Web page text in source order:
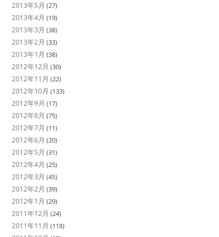
2013年5月 (27)
2013年4月 (19)
2013年3月 (38)
2013年2月 (33)
2013年1月 (38)
2012年12月 (30)
2012年11月 (22)
2012年10月 (133)
2012年9月 (17)
2012年8月 (75)
2012年7月 (11)
2012年6月 (20)
2012年5月 (31)
2012年4月 (25)
2012年3月 (45)
2012年2月 (39)
2012年1月 (29)
2011年12月 (24)
2011年11月 (118)